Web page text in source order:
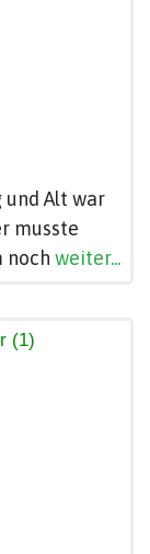
Alt war
musste
noch weiter...
(1)